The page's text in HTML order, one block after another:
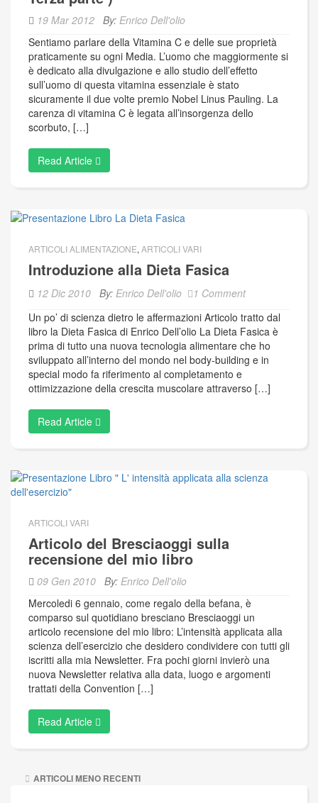
19 Mar 2012 By: Enrico Dell'olio
Sentiamo parlare della Vitamina C e delle sue proprietà
praticamente su ogni Media. L’uomo che maggiormente si
è dedicato alla divulgazione e allo studio dell’effetto
sull’uomo di questa vitamina essenziale è stato
sicuramente il due volte premio Nobel Linus Pauling. La
carenza di vitamina C è legata all’insorgenza dello
scorbuto, […]
Read Article
ARTICOLI ALIMENTAZIONE, ARTICOLI VARI
Introduzione alla Dieta Fasica
12 Dic 2010 By: Enrico Dell'olio
1 Comment
Un po’ di scienza dietro le affermazioni Articolo tratto dal
libro la Dieta Fasica di Enrico Dell’olio La Dieta Fasica è
prima di tutto una nuova tecnologia alimentare che ho
sviluppato all’interno del mondo nel body-building e in
special modo fa riferimento al completamento e
ottimizzazione della crescita muscolare attraverso […]
Read Article
ARTICOLI VARI
Articolo del Bresciaoggi sulla
recensione del mio libro
09 Gen 2010 By: Enrico Dell'olio
Mercoledi 6 gennaio, come regalo della befana, è
comparso sul quotidiano bresciano Bresciaoggi un
articolo recensione del mio libro: L’intensità applicata alla
scienza dell’esercizio che desidero condividere con tutti gli
iscritti alla mia Newsletter. Fra pochi giorni invierò una
nuova Newsletter relativa alla data, luogo e argomenti
trattati della Convention […]
Read Article
Navigazione
ARTICOLI MENO RECENTI